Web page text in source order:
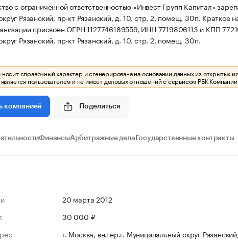
с ограниченной ответственностью «Инвест Групп Капитал»
Рязанский, пр-кт Рязанский, д. 10, стр. 2, помещ. 30п. Краткое
присвоен ОГРН 1127746189559, ИНН 7719806113 и КПП
Рязанский, пр-кт Рязанский, д. 10, стр. 2, помещ. 30п.
справочный характер и сгенерирована на основании данных из открытых
пользователем и не имеет деловых отношений с сервисом РБК Компании.
компанией Поделиться
ФинансыАрбитражные дела Государственные контракты
20 марта 2012
30 000 ₽
г. Москва, вн.тер.г. Муниципальный округ